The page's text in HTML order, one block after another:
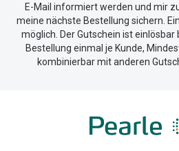
E-Mail informiert werden und mir
meine nächste Bestellung sichern.
möglich. Der Gutschein ist einlösbar
Bestellung einmal je Kunde,
kombinierbar mit anderen